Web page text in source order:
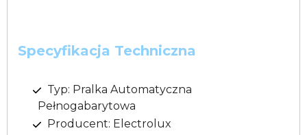
Specyfikacja Techniczna
Typ: Pralka Automatyczna
Pełnogabarytowa
Producent: Electrolux